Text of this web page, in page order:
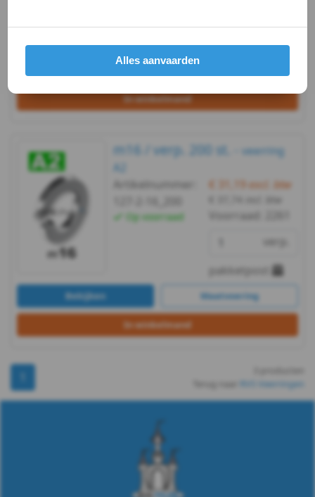
-
A2
-
DIN
127B
-
A2
-
m5
DIN
-
pakketpost
In winkelmand
m16 / verp. 200 st. -
veerring
A2
Artikelnummer:
Op voorraad
€ 31,19excl. btw
incl. btw
Voorraad:
verp.
pakketpost
Bekijken Maatvoering
In winkelmand
RVS Veerringen
Alles aanvaarden